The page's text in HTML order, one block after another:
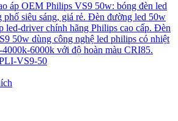
áp OEM Philips VS9 50w: bóng đèn led
phố siêu sáng, giá rẻ. Đèn đường led 50w
led-driver chính hãng Philips cao cấp. Đèn
50w dùng công nghệ led philips có nhiệt
6000k với độ hoàn màu CRI85.
VS9-50